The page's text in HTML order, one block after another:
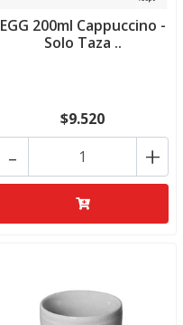
EGG 200ml Cappuccino -
Solo Taza ..
$9.520
+
-